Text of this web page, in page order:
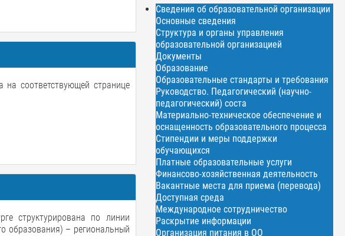
странице
структурирована по линии
образования) – региональный
Сведения об образовательной организации
Основные сведения
Структура и органы управления
образовательной организацией
Документы
Образование
Образовательные стандарты и требования
Руководство. Педагогический (научно-
педагогический) соста
Материально-техническое обеспечение и
оснащенность образовательного процесса
Стипендии и меры поддержки
обучающихся
Платные образовательные услуги
Финансово-хозяйственная деятельность
Вакантные места для приема (перевода)
Доступная среда
Международное сотрудничество
Раскрытие информации
Организация питания в ОО